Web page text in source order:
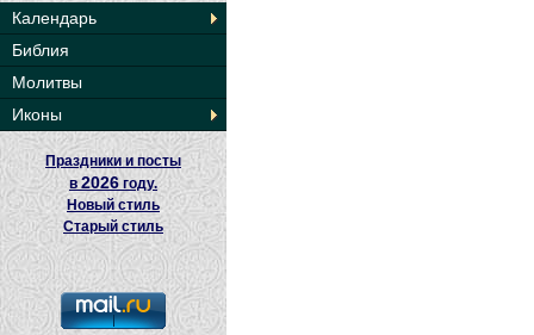
Календарь
Библия
Молитвы
Иконы
Праздники и посты
в2026 году.
Новый стиль
Старый стиль